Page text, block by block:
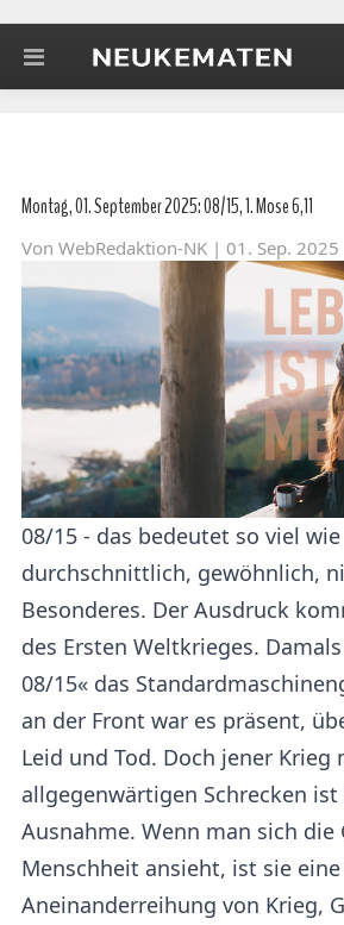
Montag, 01. September 2025: 08/15, 1. Mose 6,11
Von WebRedaktion-NK | 01. Sep. 2025
08/15 ­- das bedeutet so viel wie
durchschnittlich, gewöhnlich,
Besonderes. Der Ausdruck
des Ersten Weltkrieges.
08/15« das
an der Front war es präsent,
Leid und Tod. Doch jener Krieg
allgegenwärtigen Schrecken
Ausnahme. Wenn man sich die
Menschheit ansieht, ist sie
Aneinanderreihung von Krieg,